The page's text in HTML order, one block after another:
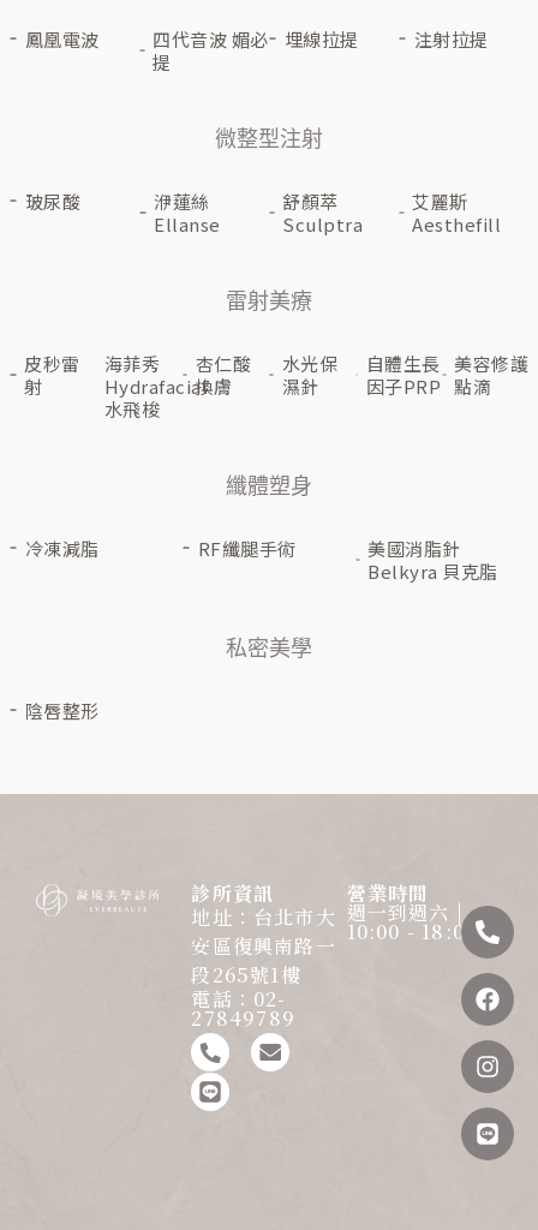
鳳凰電波
四代音波 媚必
提
埋線拉提 注射拉提
微整型注射
玻尿酸
洢蓮絲
Ellanse
舒顏萃
Sculptra
艾麗斯
Aesthefill
雷射美療
皮秒雷
射
海菲秀
Hydrafacial
水飛梭
杏仁酸
換膚
水光保
濕針
自體生長
因子PRP
美容修護
點滴
纖體塑身
冷凍減脂 RF纖腿手術
美國消脂針
Belkyra 貝克脂
私密美學
陰唇整形
alt
Line
診所資訊
地址：台北市大
安區復興南路一
段265號1樓
電話：02-
27849789
C
u
s
t
L
i
n
e
營業時間
週一到週六 |
10:00 - 18:00